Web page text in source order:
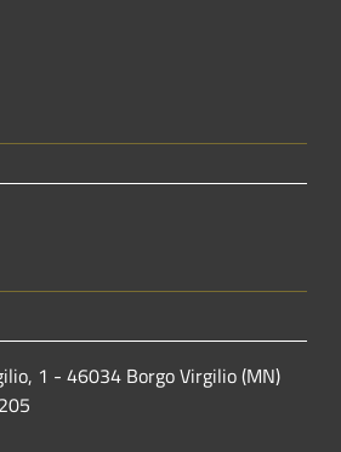
1 - 46034 Borgo Virgilio (MN)